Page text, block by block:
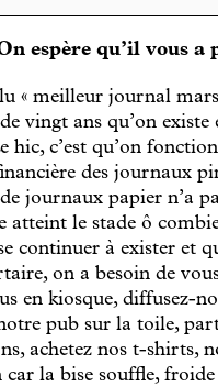
espère qu’il vous a
« meilleur journal
vingt ans qu’on existe
hic, c’est qu’on
des journaux
journaux papier n’a
atteint le stade ô
continuer à exister et
on a besoin de
en kiosque, diffusez-
pub sur la toile,
achetez nos t-shirts,
car la bise souffle,